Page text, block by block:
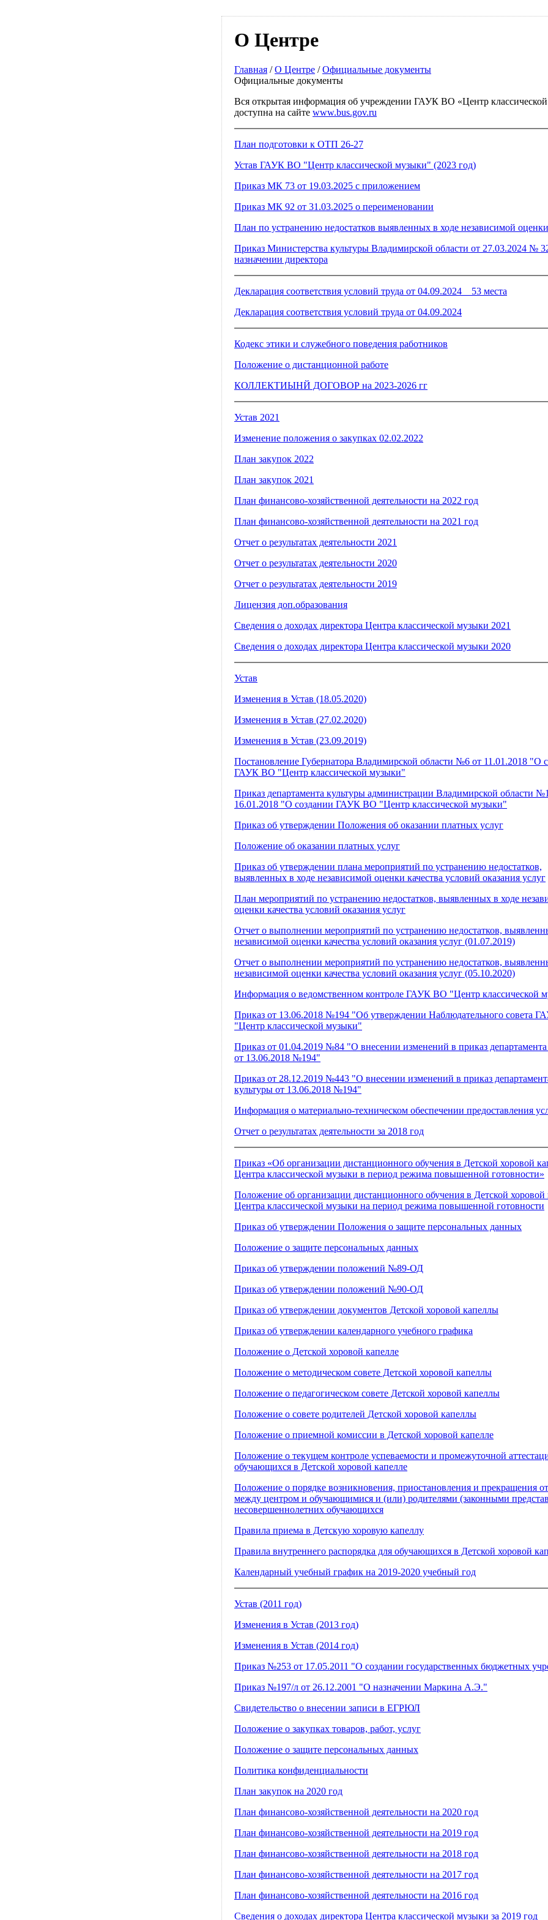
О Центре
Главная /О Центре /Официальные документы
Официальные документы
Вся открытая информация об учреждении ГАУК ВО «Центр
доступна на сайте www.bus.gov.ru
План подготовки к ОТП 26-27
Устав ГАУК ВО "Центр классической музыки" (2023 год)
Приказ МК 73 от 19.03.2025 с приложением
Приказ МК 92 от 31.03.2025 о переименовании
План по устранению недостатков выявленных в ходе независимой оценки
Приказ Министерства культуры Владимирской области от 27.03.2024 №
назначении директора
Декларация соответствия условий труда от 04.09.2024 _ 53 места
Декларация соответствия условий труда от 04.09.2024
Кодекс этики и служебного поведения работников
Положение о дистанционной работе
КОЛЛЕКТИЫНЙ ДОГОВОР на 2023-2026 гг
Устав 2021
Изменение положения о закупках 02.02.2022
План закупок 2022
План закупок 2021
План финансово-хозяйственной деятельности на 2022 год
План финансово-хозяйственной деятельности на 2021 год
Отчет о результатах деятельности 2021
Отчет о результатах деятельности 2020
Отчет о результатах деятельности 2019
Лицензия доп.образования
Сведения о доходах директора Центра классической музыки 2021
Сведения о доходах директора Центра классической музыки 2020
Устав
Изменения в Устав (18.05.2020)
Изменения в Устав (27.02.2020)
Изменения в Устав (23.09.2019)
Постановление Губернатора Владимирской области №6 от 11.01.2018 "О
ГАУК ВО "Центр классической музыки"
Приказ департамента культуры администрации Владимирской области
16.01.2018 "О создании ГАУК ВО "Центр классической музыки"
Приказ об утверждении Положения об оказании платных услуг
Положение об оказании платных услуг
Приказ об утверждении плана мероприятий по устранению недостатков,
выявленных в ходе независимой оценки качества условий оказания услуг
План мероприятий по устранению недостатков, выявленных в ходе
оценки качества условий оказания услуг
Отчет о выполнении мероприятий по устранению недостатков,
независимой оценки качества условий оказания услуг (01.07.2019)
Отчет о выполнении мероприятий по устранению недостатков,
независимой оценки качества условий оказания услуг (05.10.2020)
Информация о ведомственном контроле ГАУК ВО "Центр классической
Приказ от 13.06.2018 №194 "Об утверждении Наблюдательного совета
"Центр классической музыки"
Приказ от 01.04.2019 №84 "О внесении изменений в приказ департамента
от 13.06.2018 №194"
Приказ от 28.12.2019 №443 "О внесении изменений в приказ
культуры от 13.06.2018 №194"
Информация о материально-техническом обеспечении предоставления
Отчет о результатах деятельности за 2018 год
Приказ «Об организации дистанционного обучения в Детской хоровой
Центра классической музыки в период режима повышенной готовности»
Положение об организации дистанционного обучения в Детской хоровой
Центра классической музыки на период режима повышенной готовности
Приказ об утверждении Положения о защите персональных данных
Положение о защите персональных данных
Приказ об утверждении положений №89-ОД
Приказ об утверждении положений №90-ОД
Приказ об утверждении документов Детской хоровой капеллы
Приказ об утверждении календарного учебного графика
Положение о Детской хоровой капелле
Положение о методическом совете Детской хоровой капеллы
Положение о педагогическом совете Детской хоровой капеллы
Положение о совете родителей Детской хоровой капеллы
Положение о приемной комиссии в Детской хоровой капелле
Положение о текущем контроле успеваемости и промежуточной
обучающихся в Детской хоровой капелле
Положение о порядке возникновения, приостановления и прекращения
между центром и обучающимися и (или) родителями (законными
несовершеннолетних обучающихся
Правила приема в Детскую хоровую капеллу
Правила внутреннего распорядка для обучающихся в Детской хоровой
Календарный учебный график на 2019-2020 учебный год
Устав (2011 год)
Изменения в Устав (2013 год)
Изменения в Устав (2014 год)
Приказ №253 от 17.05.2011 "О создании государственных бюджетных
Приказ №197/л от 26.12.2001 "О назначении Маркина А.Э."
Свидетельство о внесении записи в ЕГРЮЛ
Положение о закупках товаров, работ, услуг
Положение о защите персональных данных
Политика конфиденциальности
План закупок на 2020 год
План финансово-хозяйственной деятельности на 2020 год
План финансово-хозяйственной деятельности на 2019 год
План финансово-хозяйственной деятельности на 2018 год
План финансово-хозяйственной деятельности на 2017 год
План финансово-хозяйственной деятельности на 2016 год
Сведения о доходах директора Центра классической музыки за 2019 год